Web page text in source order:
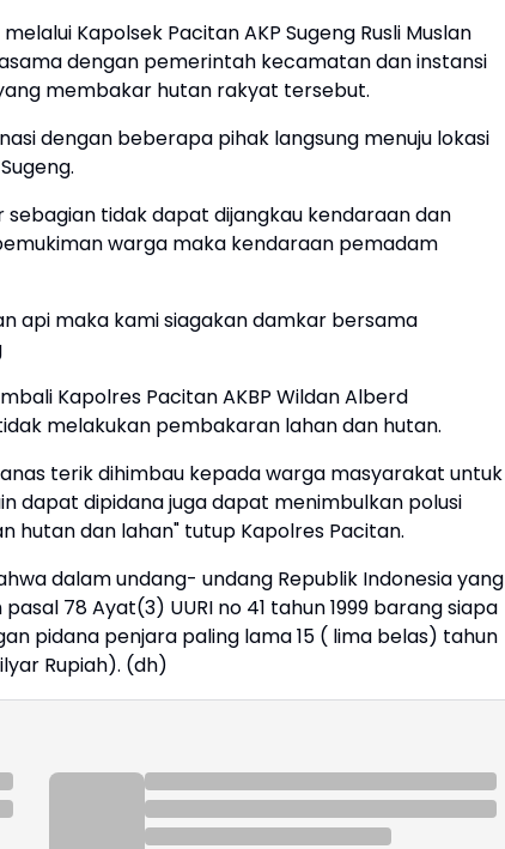
Kapolsek Pacitan AKP Sugeng Rusli Muslan
dengan pemerintah kecamatan dan instansi
membakar hutan rakyat tersebut.
dengan beberapa pihak langsung menuju lokasi
tidak dapat dijangkau kendaraan dan
warga maka kendaraan pemadam
api maka kami siagakan damkar bersama
Kapolres Pacitan AKBP Wildan Alberd
melakukan pembakaran lahan dan hutan.
terik dihimbau kepada warga masyarakat untuk
dapat dipidana juga dapat menimbulkan polusi
dan lahan" tutup Kapolres Pacitan.
dalam undang- undang Republik Indonesia yang
78 Ayat(3) UURI no 41 tahun 1999 barang siapa
pidana penjara paling lama 15 ( lima belas) tahun
Rupiah). (dh)